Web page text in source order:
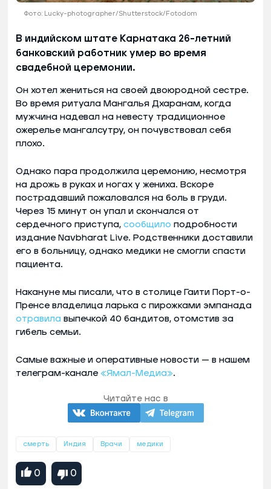
Фото: Lucky-photographer/Shutterstock/Fotodom
В индийском штате Карнатака 26-летний
банковский работник умер во время
свадебной церемонии.
Он хотел жениться на своей двоюродной сестре.
Во время ритуала Мангалья Дхаранам, когда
мужчина надевал на невесту традиционное
ожерелье мангалсутру, он почувствовал себя
плохо.
Однако пара продолжила церемонию, несмотря
на дрожь в руках и ногах у жениха. Вскоре
пострадавший пожаловался на боль в груди.
Через 15 минут он упал и скончался от
сердечного приступа, сообщило подробности
издание Navbharat Live. Родственники доставили
его в больницу, однако медики не смогли спасти
пациента.
Накануне мы писали, что в столице Гаити Порт-о-
Пренсе владелица ларька с пирожками эмпанада
отравила выпечкой 40 бандитов, отомстив за
гибель семьи.
Самые важные и оперативные новости — в нашем
телеграм-канале «Ямал-Медиа».
Читайте нас в
смерть Индия Врачи медики
0 0